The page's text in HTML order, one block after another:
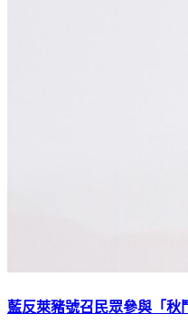
藍反萊豬號召民眾參與「